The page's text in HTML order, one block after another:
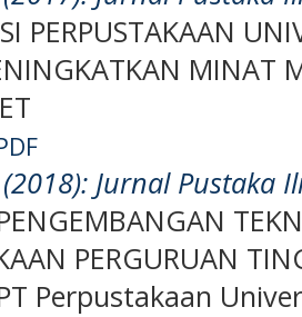
PERPUSTAKAAN
MINAT
Jurnal Pustaka
PERGURUAN
Perpustakaan